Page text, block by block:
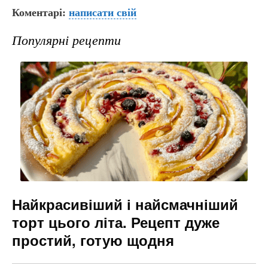
c
e
b
o
o
k
er e
gr
a
m
s
e
n
g
er
Коментарі: написати свій
Популярні рецепти
Найкрасивіший і найсмачніший
торт цього літа. Рецепт дуже
простий, готую щодня